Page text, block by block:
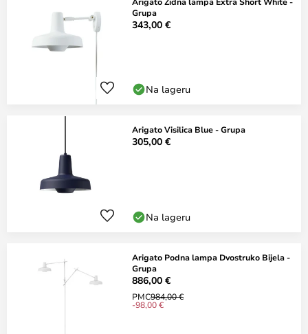
Grupa
343,00 €
Na lageru
Arigato Visilica Blue - Grupa
305,00 €
Na lageru
Arigato Podna lampa Dvostruko Bijela -
Grupa
886,00 €
PMC984,00 €
-98,00 €